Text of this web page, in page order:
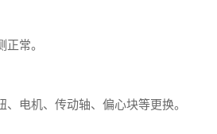
常。
电机、传动轴、偏心块等更换。